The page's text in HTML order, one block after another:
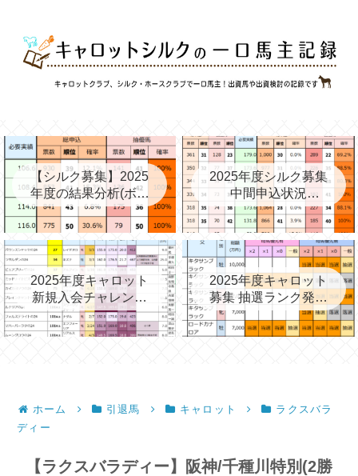
【シルク募集】2025
年度の結果分析(ボー
ダー、確率、昨年度
との比較など)
2025年度シルク募集
中間申込状況
②(08/06)と昨年の中
間③→最終
2025年度キャロット
新規入会チャレンジ
と第2次募集を考える
2025年度キャロット
募集 抽選ランク発表
(09/11)
ホーム 引退馬 キャロット
ラクスバラ
ディー
【ラクスバラディー】阪神/千種川特別(2勝